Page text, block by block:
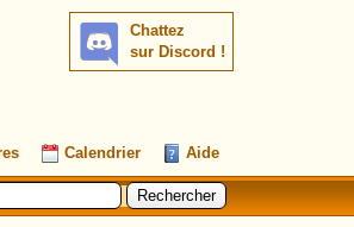
Chattez
sur Discord !
Calendrier Aide